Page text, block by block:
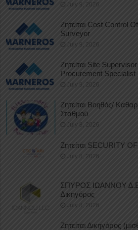
July 9, 2026
Ζητείται Cost Control
Surveyor
July 9, 2026
Ζητείται Site
Procurement Specialist
July 9, 2026
Ζητείται Βοηθός/
Σταθμού
July 8, 2026
Ζητείται SECURITY
July 8, 2026
ΣΠΥΡΟΣ ΙΩΑΝΝΟΥ
Δικηγόρος
July 8, 2026
Ζητείται Δικηγόρος